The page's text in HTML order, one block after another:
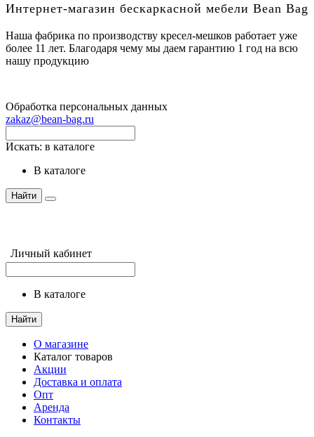
Интернет-магазин бескаркасной мебели Bean Bag
Наша фабрика по производству кресел-мешков работает уже
более 11 лет. Благодаря чему мы даем гарантию 1 год на всю
нашу продукцию
Обработка персональных данных
zakaz@bean-bag.ru
Искать: в каталоге
в каталоге
Найти
Личный кабинет
в каталоге
Найти
О магазине
Каталог товаров
Акции
Доставка и оплата
Опт
Аренда
Контакты